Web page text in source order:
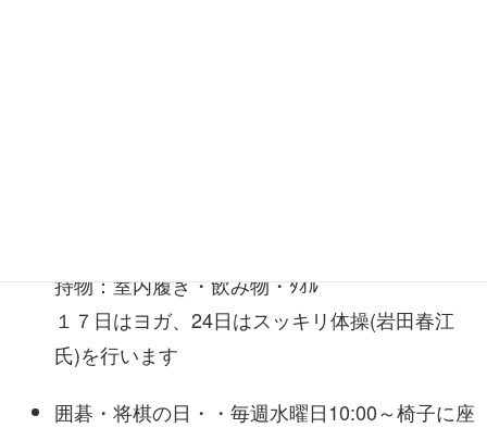
持物：室内履き・飲み物・ﾀｵﾙ
１７日はヨガ、24日はスッキリ体操(岩田春江
氏)を行います
囲碁・将棋の日・・毎週水曜日10:00～椅子に座